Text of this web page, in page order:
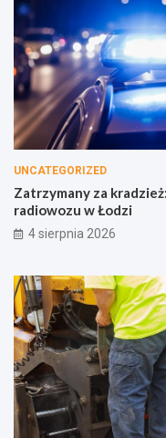
UNCATEGORIZED
Zatrzymany za
radiowozu w Łodzi
4 sierpnia 2026